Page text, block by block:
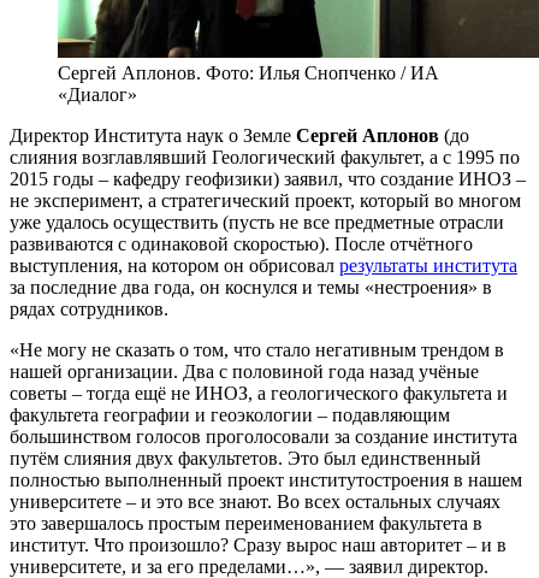
Сергей Аплонов. Фото: Илья Снопченко / ИА
«Диалог»
Директор Института наук о Земле Сергей Аплонов (до
слияния возглавлявший Геологический факультет, а с 1995 по
2015 годы – кафедру геофизики) заявил, что создание ИНОЗ –
не эксперимент, а стратегический проект, который во многом
уже удалось осуществить (пусть не все предметные отрасли
развиваются с одинаковой скоростью). После отчётного
выступления, на котором он обрисовал результаты института
за последние два года, он коснулся и темы «нестроения» в
рядах сотрудников.
«Не могу не сказать о том, что стало негативным трендом в
нашей организации. Два с половиной года назад учёные
советы – тогда ещё не ИНОЗ, а геологического факультета и
факультета географии и геоэкологии – подавляющим
большинством голосов проголосовали за создание института
путём слияния двух факультетов. Это был единственный
полностью выполненный проект институтостроения в нашем
университете – и это все знают. Во всех остальных случаях
это завершалось простым переименованием факультета в
институт. Что произошло? Сразу вырос наш авторитет – и в
университете, и за его пределами…», — заявил директор.